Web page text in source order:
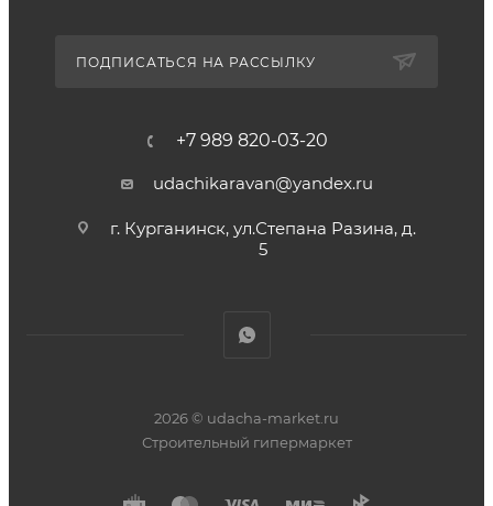
ПОДПИСАТЬСЯ НА РАССЫЛКУ
+7 989 820-03-20
udachikaravan@yandex.ru
г. Курганинск, ул.Степана Разина, д.
5
2026 © udacha-market.ru
Строительный гипермаркет